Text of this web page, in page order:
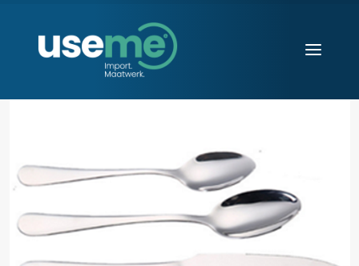
Huisvesting
Over ons
Blogs
Contact